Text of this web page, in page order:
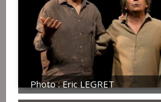
Photo : Eric LEGRET